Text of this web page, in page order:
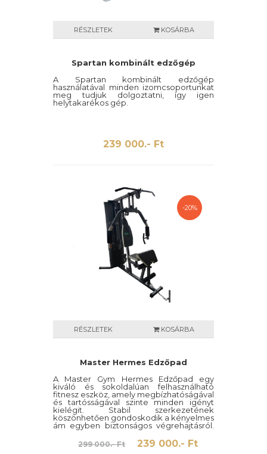
RÉSZLETEK KOSÁRBA
Spartan kombinált edzőgép
A Spartan kombinált edzőgép
használatával minden izomcsoportunkat
meg tudjuk dolgoztatni, így igen
helytakarékos gép.
239 000.- Ft
-20%
RÉSZLETEK KOSÁRBA
Master Hermes Edzőpad
A Master Gym Hermes Edzőpad egy
kiváló és sokoldalúan felhasználható
fitnesz eszköz, amely megbízhatóságával
és tartósságával szinte minden igényt
kielégit. Stabil szerkezetének
köszönhetően gondoskodik a kényelmes
ám egyben biztonságos végrehajtásról.
A kondigépet használhatjuk mellizom
erősítésére, fekvenyomásra és a láb
megerősítésére is.
299 000.- Ft 239 000.- Ft